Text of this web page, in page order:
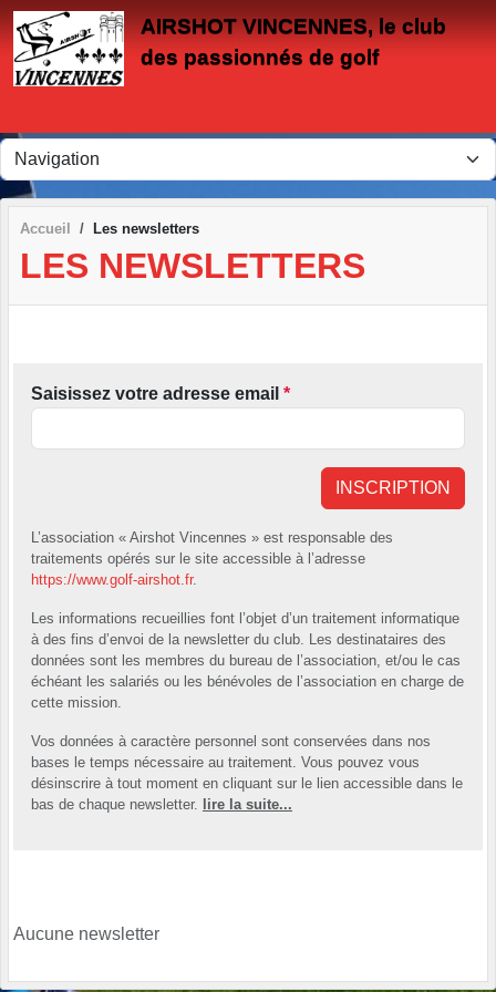
AIRSHOT VINCENNES, le club
des passionnés de golf
Accueil Les newsletters
LES NEWSLETTERS
Saisissez votre adresse email *
INSCRIPTION
L’association « Airshot Vincennes » est responsable des
traitements opérés sur le site accessible à l’adresse
https://www.golf-airshot.fr.
Les informations recueillies font l’objet d’un traitement informatique
à des fins d’envoi de la newsletter du club. Les destinataires des
données sont les membres du bureau de l’association, et/ou le cas
échéant les salariés ou les bénévoles de l’association en charge de
cette mission.
Vos données à caractère personnel sont conservées dans nos
bases le temps nécessaire au traitement. Vous pouvez vous
désinscrire à tout moment en cliquant sur le lien accessible dans le
bas de chaque newsletter. lire la suite...
Aucune newsletter
Panneau de gestion des cookies